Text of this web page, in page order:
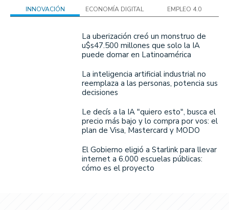
INNOVACIÓN ECONOMÍA DIGITAL EMPLEO 4.0
La uberización creó un monstruo de
u$s47.500 millones que solo la IA
puede domar en Latinoamérica
La inteligencia artificial industrial no
reemplaza a las personas, potencia sus
decisiones
Le decís a la IA "quiero esto", busca el
precio más bajo y lo compra por vos: el
plan de Visa, Mastercard y MODO
El Gobierno eligió a Starlink para llevar
internet a 6.000 escuelas públicas:
cómo es el proyecto